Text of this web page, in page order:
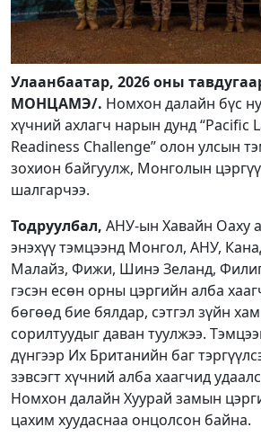
Улаанбаатар, 2026 оны
МОНЦАМЭ/. Номхон далайн бүс
хүчний ахлагч нарын дунд “Pacific
Readiness Challenge” олон улсын
зохион байгуулж, Монголын
шалгарчээ.
Тодруулбал, АНУ-ын Хавайн Оаху
энэхүү тэмцээнд Монгол, АНУ,
Малайз, Фижи, Шинэ Зеланд,
гэсэн есөн орны цэргийн алба
бөгөөд бие бялдар, сэтгэл зүйн
сорилтуудыг даван туулжээ.
дүнгээр Их Британийн баг
зэвсэгт хүчний алба хаагчид
Номхон далайн Хуурай замын
цахим хуудаснаа онцолсон байна.